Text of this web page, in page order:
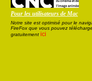
Pour les utilisateurs de Mac
Notre site est optimisé pour le
FireFox que vous pouvez
gratuitement ici